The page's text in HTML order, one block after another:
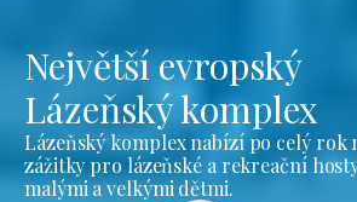
Největší evropský
Lázeňský komplex
Lázeňský komplex nabízí po celý rok
zážitky pro lázeňské a rekreační
malými a velkými dětmi.